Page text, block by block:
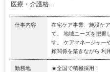
医療・介護格...
仕事内容
在宅ケア事業、施設ケ
て、 地域ニーズを把握
す。 ケアマネージャー
頼関係を築きながら 利
勤務地 ★全国で積極採用！